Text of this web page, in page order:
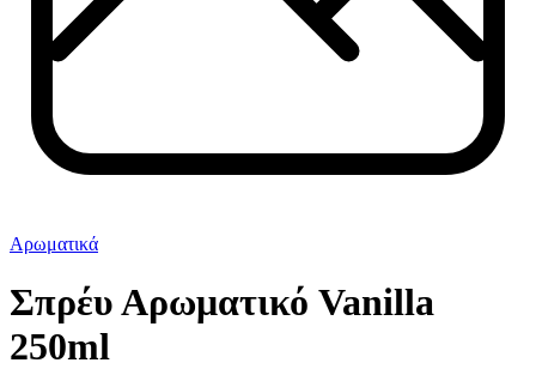
Αρωματικά
Σπρέυ Αρωματικό Vanilla
250ml